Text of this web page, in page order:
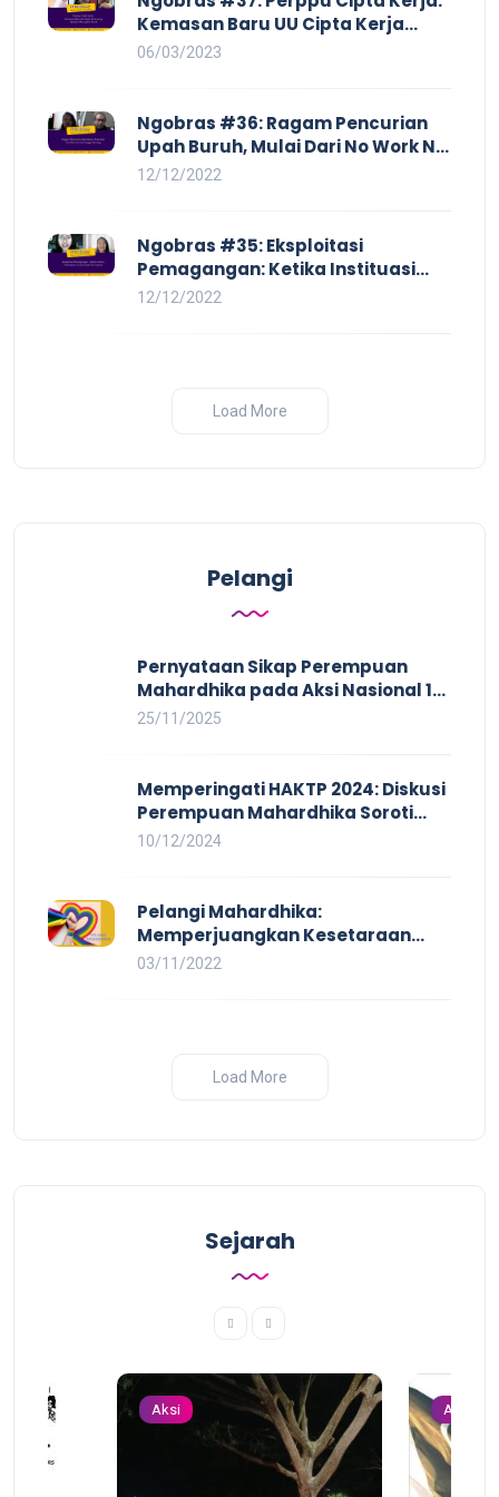
Kemasan Baru UU Cipta Kerja
yang Semakin Merugikan Buruh
06/03/2023
Ngobras #36: Ragam Pencurian
Upah Buruh, Mulai Dari No Work No
Pay Hingga Skorsing
12/12/2022
Ngobras #35: Eksploitasi
Pemagangan: Ketika Instituasi
Pendidikan Tunduk pada Hilir
12/12/2022
Load More
Pelangi
Pernyataan Sikap Perempuan
Mahardhika pada Aksi Nasional 16
HAKTP 2025 Kerja Layak dan Bebas
25/11/2025
Memperingati HAKTP 2024: Diskusi
Perempuan Mahardhika Soroti
Kerja Layak yang Inklusif bagi
10/12/2024
Pelangi Mahardhika:
Memperjuangkan Kesetaraan
untuk Pekerja LBTQ
03/11/2022
Load More
Sejarah
Aksi Aksi